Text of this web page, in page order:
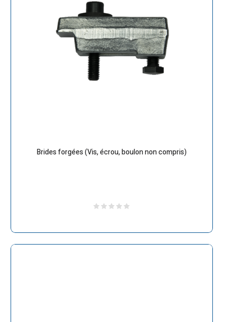
Brides forgées (Vis, écrou, boulon non compris)